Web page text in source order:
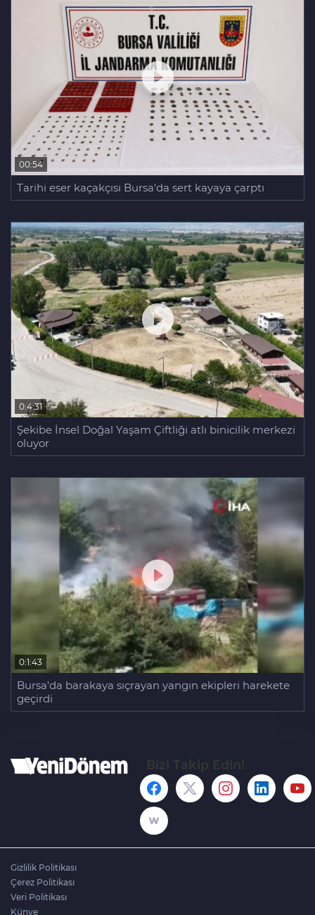
00:54
Tarihi eser kaçakçısı Bursa'da sert kayaya çarptı
0:4:31
Şekibe İnsel Doğal Yaşam Çiftliği atlı binicilik merkezi
oluyor
0:1:43
Bursa'da barakaya sıçrayan yangın ekipleri harekete
geçirdi
Gizlilik Politikası
Çerez Politikası
Veri Politikası
Künye